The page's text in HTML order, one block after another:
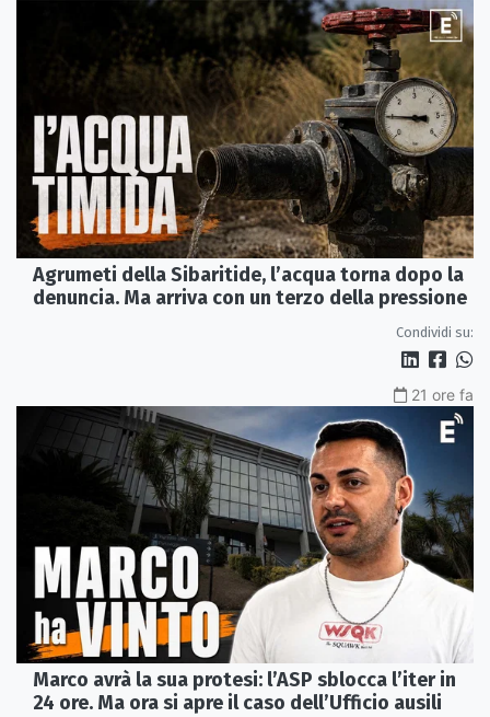
Agrumeti della Sibaritide, l’acqua torna dopo la
denuncia. Ma arriva con un terzo della pressione
Condividi su:
21 ore fa
Marco avrà la sua protesi: l’ASP sblocca l’iter in
24 ore. Ma ora si apre il caso dell’Ufficio ausili